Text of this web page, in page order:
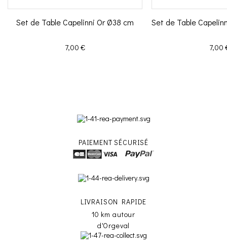
Set de Table Capelinni Or Ø38 cm
Prix
7,00 €
Set de Table
Prix
7,00
PAIEMENT SÉCURISÉ
LIVRAISON RAPIDE
10 km autour
d'Orgeval